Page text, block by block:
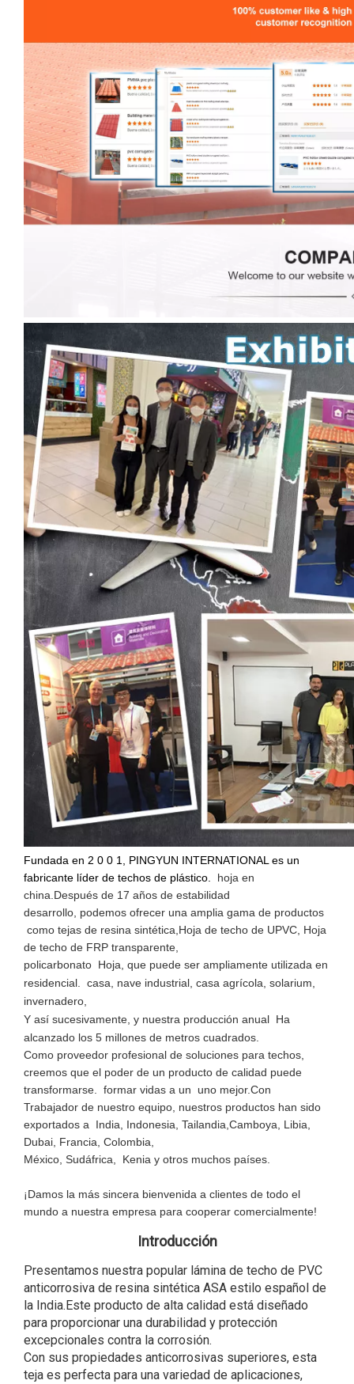
Fundada en 2 0 0 1, PINGYUN INTERNATIONAL es un
fabricante líder de techos de plástico. hoja en
china. Después de 17 años de estabilidad
desarrollo, podemos ofrecer una amplia gama de productos
como tejas de resina sintética, Hoja de techo de UPVC, Hoja
de techo de FRP transparente,
policarbonato Hoja, que puede ser ampliamente utilizada en
residencial. casa, nave industrial, casa agrícola, solarium,
invernadero,
Y así sucesivamente, y nuestra producción anual Ha
alcanzado los 5 millones de metros cuadrados.
Como proveedor profesional de soluciones para techos,
creemos que el poder de un producto de calidad puede
transformarse. formar vidas a un uno mejor.Con
Trabajador de nuestro equipo, nuestros productos han sido
exportados a India, Indonesia, Tailandia, Camboya, Libia,
Dubai, Francia, Colombia,
México, Sudáfrica, Kenia y otros muchos países.
¡Damos la más sincera bienvenida a clientes de todo el
mundo a nuestra empresa para cooperar comercialmente!
Introducción
Presentamos nuestra popular lámina de techo de PVC
anticorrosiva de resina sintética ASA estilo español de
la India.Este producto de alta calidad está diseñado
para proporcionar una durabilidad y protección
excepcionales contra la corrosión.
Con sus propiedades anticorrosivas superiores, esta
teja es perfecta para una variedad de aplicaciones,